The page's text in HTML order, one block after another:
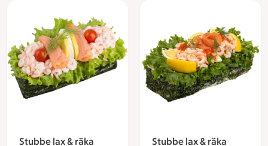
Stubbe lax & räka
Stubbe lax & räka